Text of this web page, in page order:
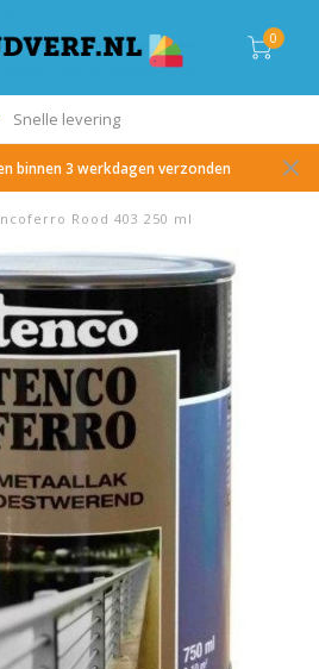
0
Snelle levering
binnen 3 werkdagen verzonden
Rood 403 250 ml